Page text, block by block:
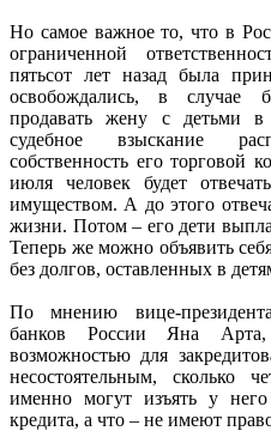
Но самое важное то, что в
ограниченной
пятьсот лет назад была
освобождались, в случае
продавать жену с детьми
судебное взыскание
собственность его торговой
июля человек будет
имуществом. А до этого
жизни. Потом – его дети
Теперь же можно объявить
без долгов, оставленных в
По мнению вице-
банков России Яна
возможностью для
несостоятельным, сколько
именно могут изъять у
кредита, а что – не имеют